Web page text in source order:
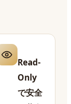
Read-
Only
で安全